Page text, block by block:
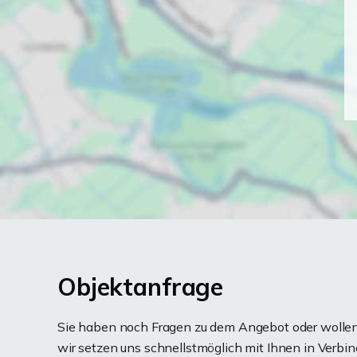
Objektanfrage
Sie haben noch Fragen zu dem Angebot oder
wir setzen uns schnellstmöglich mit Ihnen in